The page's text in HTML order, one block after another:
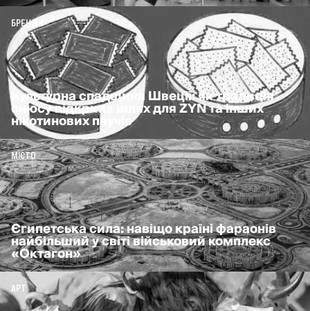
Культурна спадщина Швеції: як традиція
снюсу відкрила шлях для ZYN та інших
нікотинових паучів
БРЕНДИ
Єгипетська сила: навіщо країні фараонів
найбільший у світі військовий комплекс
«Октагон»
МІСТО
АРТ